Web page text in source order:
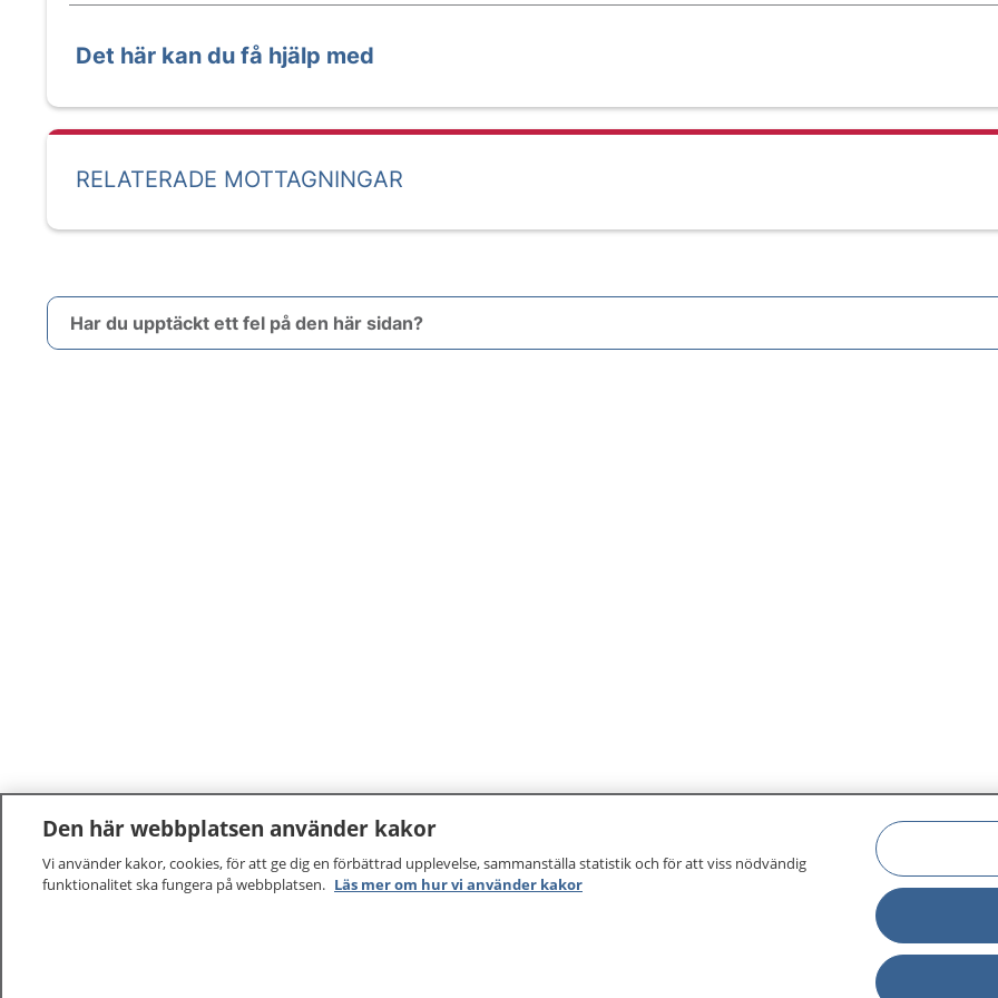
Det här kan du få hjälp med
RELATERADE MOTTAGNINGAR
Har du upptäckt ett fel på den här sidan?
Den här webbplatsen använder kakor
Vi använder kakor, cookies, för att ge dig en förbättrad upplevelse, sammanställa statistik och för att viss nödvändig
funktionalitet ska fungera på webbplatsen. Läs mer om hur vi använder kakor